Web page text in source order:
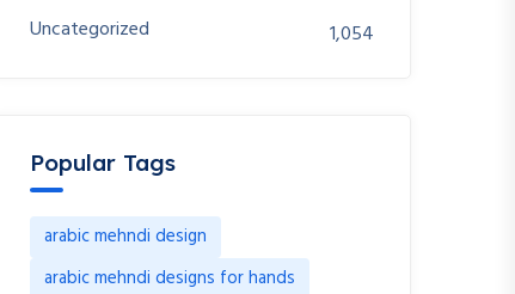
Uncategorized
1,054
Popular Tags
arabic mehndi design
arabic mehndi designs for hands